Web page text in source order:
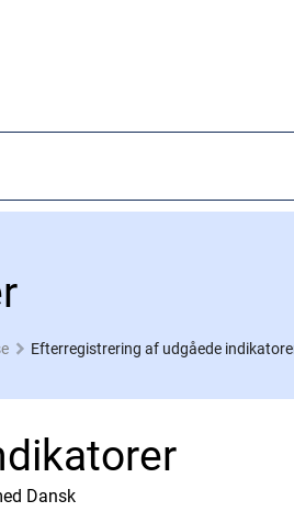
Efterregistrering af udgåede
Dansk